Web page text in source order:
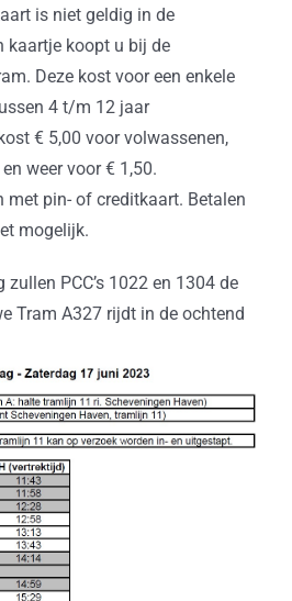
is niet geldig in de
kaartje koopt u bij de
Deze kost voor een enkele
4 t/m 12 jaar
€ 5,00 voor volwassenen,
weer voor € 1,50.
met pin- of creditkaart. Betalen
mogelijk.
PCC’s 1022 en 1304 de
Tram A327 rijdt in de ochtend